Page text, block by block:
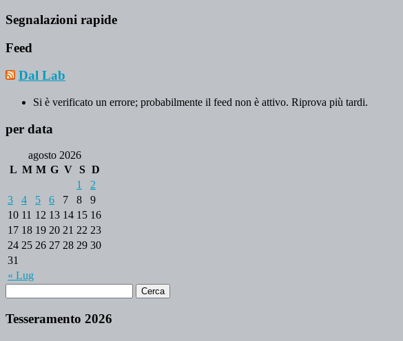
Segnalazioni rapide
Feed
Dal Lab
Si è verificato un errore; probabilmente il feed non è attivo. Riprova più tardi.
per data
agosto 2026
L M M G V S D
« Lug
1
2
3
4 5 6 7 8
9
10 11 12 13 14 15 16
17 18 19 20 21 22 23
24 25 26 27 28 29 30
31
Tesseramento 2026